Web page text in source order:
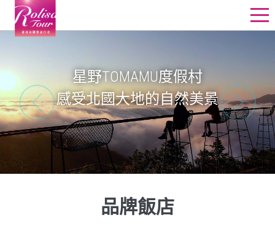
星野行程
星野教堂婚禮
星野團體
其他精選行程
線上詢價
星野TOMAMU度假村
感受北國大地的自然美景
品牌飯店